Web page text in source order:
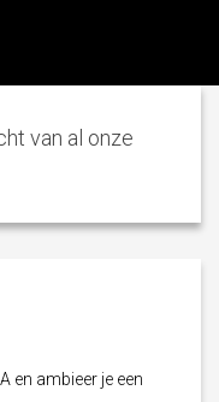
van al onze
en ambieer je een